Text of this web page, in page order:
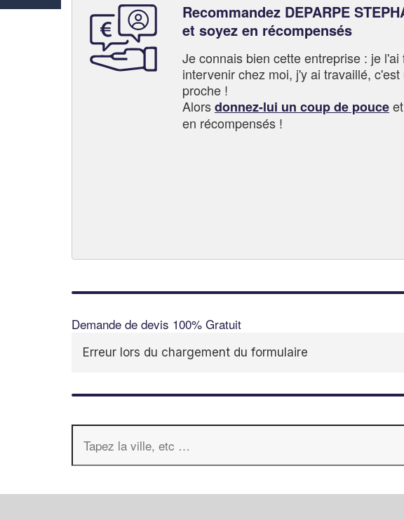
Recommandez DEPARPE
et soyez en récompensés
Je connais bien cette entreprise : je l'ai
intervenir chez moi, j'y ai travaillé, c'est
proche !
Alorsdonnez-lui un coup de pouce
en récompensés !
Demande de devis 100% Gratuit
Erreur lors du chargement du formulaire